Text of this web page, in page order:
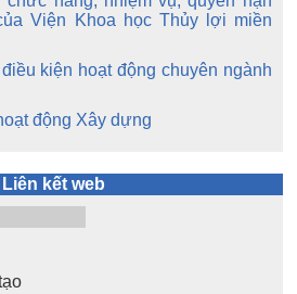
Viện Khoa học Thủy lợi miền
kiện hoạt động chuyên ngành
động Xây dựng
Liên kết web